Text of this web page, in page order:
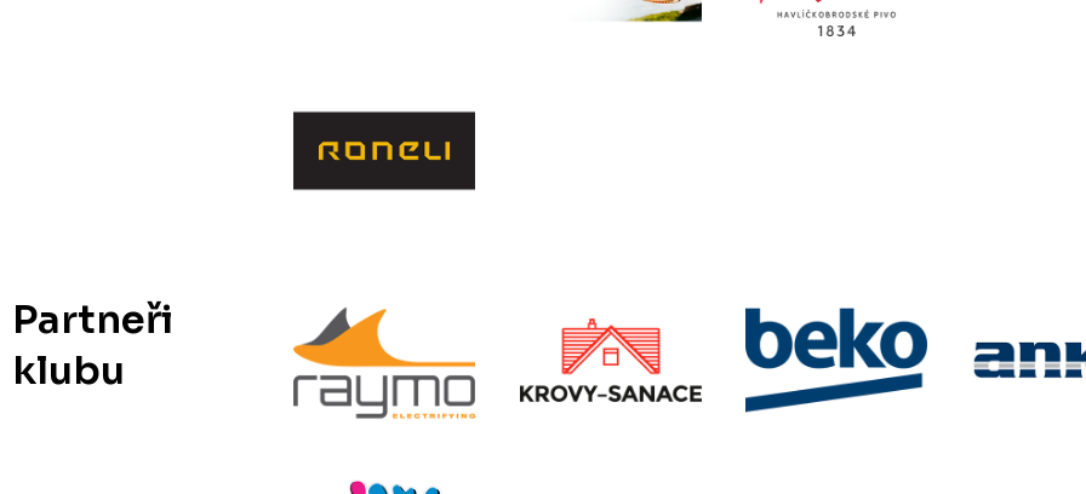
Partneři
klubu